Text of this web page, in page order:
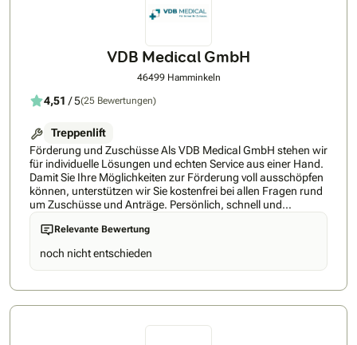
VDB Medical GmbH
46499 Hamminkeln
4,51 / 5(25 Bewertungen)
Treppenlift
Förderung und Zuschüsse Als VDB Medical GmbH stehen wir
für individuelle Lösungen und echten Service aus einer Hand.
Damit Sie Ihre Möglichkeiten zur Förderung voll ausschöpfen
können, unterstützen wir Sie kostenfrei bei allen Fragen rund
um Zuschüsse und Anträge. Persönlich, schnell und
kompetent – genau so, wie man es sich wünscht. Auf
folgende Vorteile bei der VDB Medical GmbH dürfen Sie sich
freuen: • Direktvertrieb – alles aus einer Hand • Eigene
Servicetechniker mit kurzen Reaktionszeiten • Schnellste
Lieferzeit: ab 1 Woche • Bestpreis-Garantie • 24h Rückruf-
Unterstützung bei Förderungen & Zuschüssen • Bis zu 100
Relevante Bewertung
noch nicht entschieden